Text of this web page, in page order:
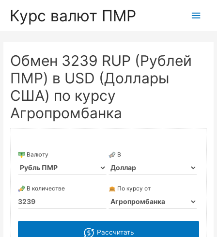
Курс валют ПМР
Обмен 3239 RUP (Рублей
ПМР) в USD (Доллары
США) по курсу
Агропромбанка
Валюту В
В количестве По курсу от
Рассчитать